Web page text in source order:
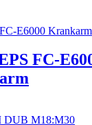
FC-